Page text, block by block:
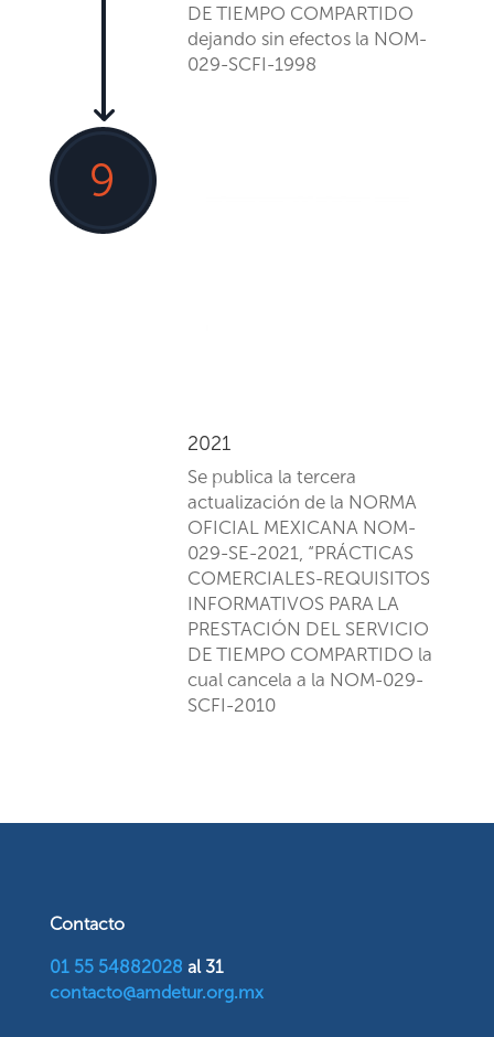
DE TIEMPO COMPARTIDO
dejando sin efectos la NOM-
029-SCFI-1998
9
2021
Se publica la tercera
actualización de la NORMA
OFICIAL MEXICANA NOM-
029-SE-2021, “PRÁCTICAS
COMERCIALES-REQUISITOS
INFORMATIVOS PARA LA
PRESTACIÓN DEL SERVICIO
DE TIEMPO COMPARTIDO la
cual cancela a la NOM-029-
SCFI-2010
Contacto
01 55 54882028 al 31
contacto@amdetur.org.mx